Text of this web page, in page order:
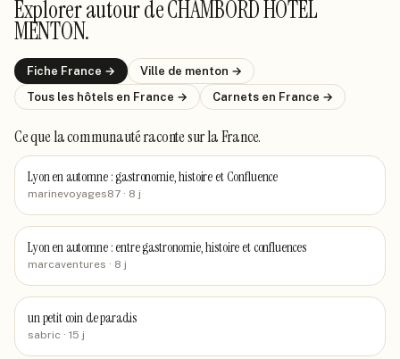
Explorer autour deCHAMBORD HOTEL
MENTON.
Fiche France → Ville de menton →
Tous les hôtels en France → Carnets en France →
Ce que la communauté racontesur la France.
Lyon en automne : gastronomie, histoire et Confluence
marinevoyages87 · 8 j
Lyon en automne : entre gastronomie, histoire et confluences
marcaventures · 8 j
un petit coin de paradis
sabric · 15 j